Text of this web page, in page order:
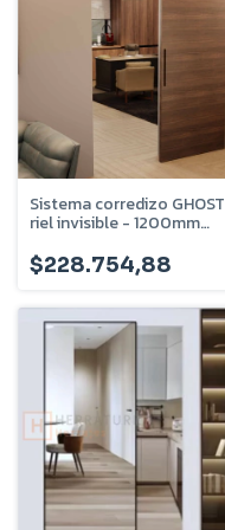
Sistema corredizo GHOST
riel invisible - 1200mm
$228.754,88